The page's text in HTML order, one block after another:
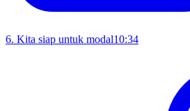
6. Kita siap untuk modal10:34